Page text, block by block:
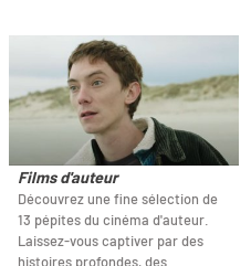
Films d'auteur
Découvrez une fine sélection de
13 pépites du cinéma d'auteur.
Laissez-vous captiver par des
histoires profondes, des